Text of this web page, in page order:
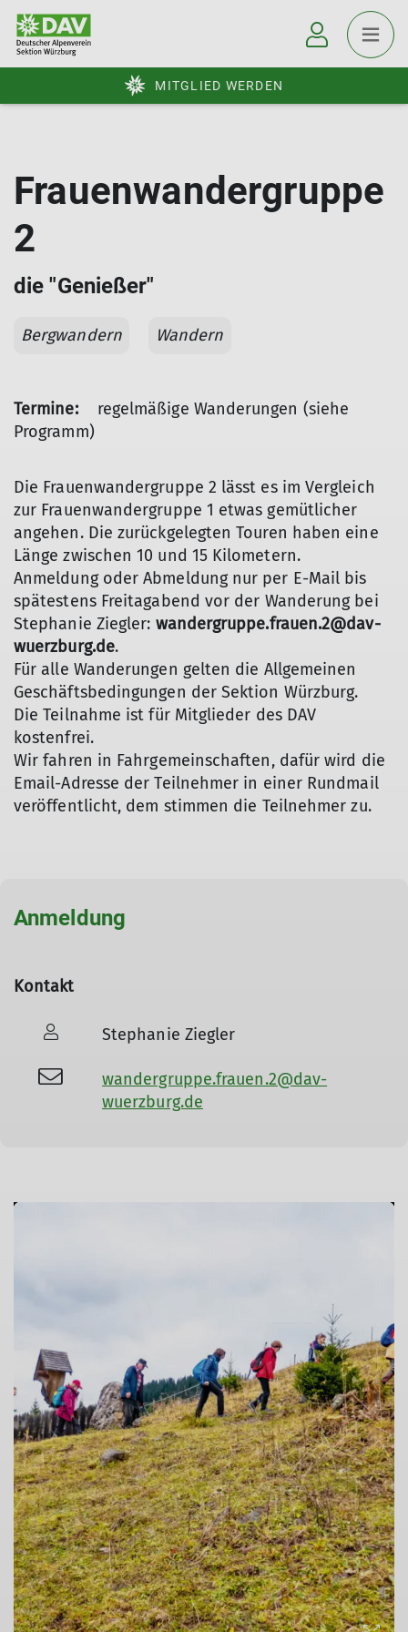
MITGLIED WERDEN
Frauenwandergruppe
2
die "Genießer"
Bergwandern Wandern
Termine:
regelmäßige Wanderungen (siehe
Programm)
Die Frauenwandergruppe 2 lässt es im Vergleich
zur Frauenwandergruppe 1 etwas gemütlicher
angehen. Die zurückgelegten Touren haben eine
Länge zwischen 10 und 15 Kilometern.
Anmeldung oder Abmeldung nur per E-Mail bis
spätestens Freitagabend vor der Wanderung bei
Stephanie Ziegler: wandergruppe.frauen.2@dav-
wuerzburg.de.
Für alle Wanderungen gelten die Allgemeinen
Geschäftsbedingungen der Sektion Würzburg.
Die Teilnahme ist für Mitglieder des DAV
kostenfrei.
Wir fahren in Fahrgemeinschaften, dafür wird die
Email-Adresse der Teilnehmer in einer Rundmail
veröffentlicht, dem stimmen die Teilnehmer zu.
Anmeldung
Kontakt
Stephanie Ziegler
wandergruppe.frauen.2@dav-
wuerzburg.de
© DAV Würzburg